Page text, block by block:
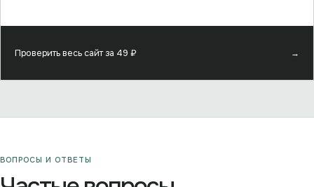
Проверить весь сайт за 49 ₽ →
ВОПРОСЫ И ОТВЕТЫ